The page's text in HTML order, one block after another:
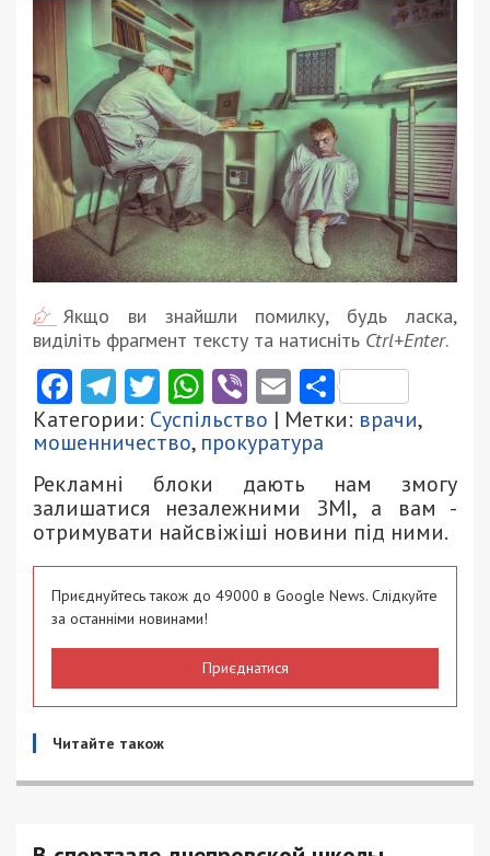
Якщо ви знайшли помилку, будь ласка,
виділіть фрагмент тексту та натисніть Ctrl+Enter.
Facebook
Telegram
Twitter
WhatsApp
ViberEmail
Категории: Суспільство | Метки: врачи,
мошенничество, прокуратура
Рекламні блоки дають нам змогу
залишатися незалежними ЗМІ, а вам -
отримувати найсвіжіші новини під ними.
Приєднуйтесь також до 49000 в Google News. Слідкуйте
за останніми новинами!
Приєднатися
Читайте також